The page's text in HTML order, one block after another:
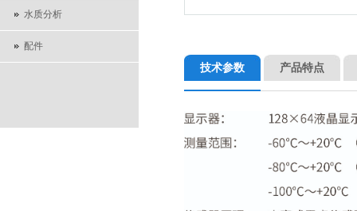
水质分析
配件
技术参数 产品特点